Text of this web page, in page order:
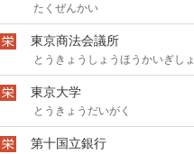
たくぜんかい
東京商法会議所
とうきょうしょうほうかいぎしょ
東京大学
とうきょうだいがく
第十国立銀行